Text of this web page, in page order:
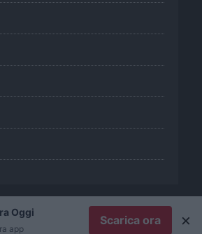
Oggi
app
Scarica ora ×